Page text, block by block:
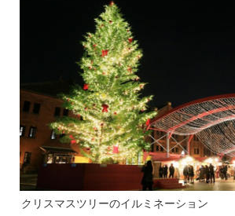
クリスマスツリーのイルミネーション